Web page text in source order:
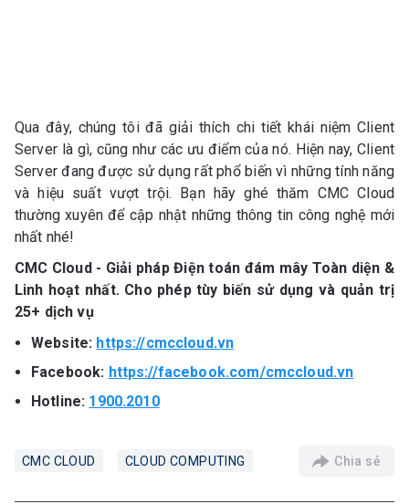
Qua đây, chúng tôi đã giải thích chi tiết khái niệm Client
Server là gì, cũng như các ưu điểm của nó. Hiện nay, Client
Server đang được sử dụng rất phổ biến vì những tính năng
và hiệu suất vượt trội. Bạn hãy ghé thăm CMC Cloud
thường xuyên để cập nhật những thông tin công nghệ mới
nhất nhé!
CMC Cloud - Giải pháp Điện toán đám mây Toàn diện &
Linh hoạt nhất. Cho phép tùy biến sử dụng và quản trị
25+ dịch vụ
Website: https://cmccloud.vn
Facebook: https://facebook.com/cmccloud.vn
Hotline: 1900.2010
CMC CLOUD CLOUD COMPUTING Chia sẻ